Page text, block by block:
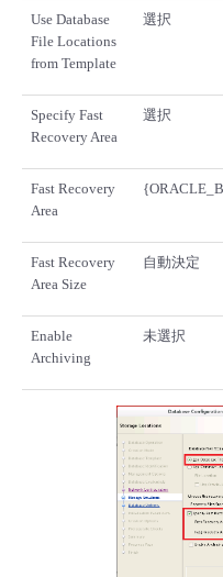
Use Database
File Locations
from Template
選択
Specify Fast
Recovery Area
選択
Fast Recovery
Area
Fast Recovery
Area Size
自動決定
Enable
Archiving
未選択